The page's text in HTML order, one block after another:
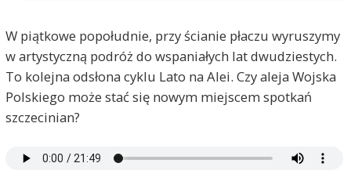
W piątkowe popołudnie, przy ścianie płaczu wyruszymy
w artystyczną podróż do wspaniałych lat dwudziestych.
To kolejna odsłona cyklu Lato na Alei. Czy aleja Wojska
Polskiego może stać się nowym miejscem spotkań
szczecinian?